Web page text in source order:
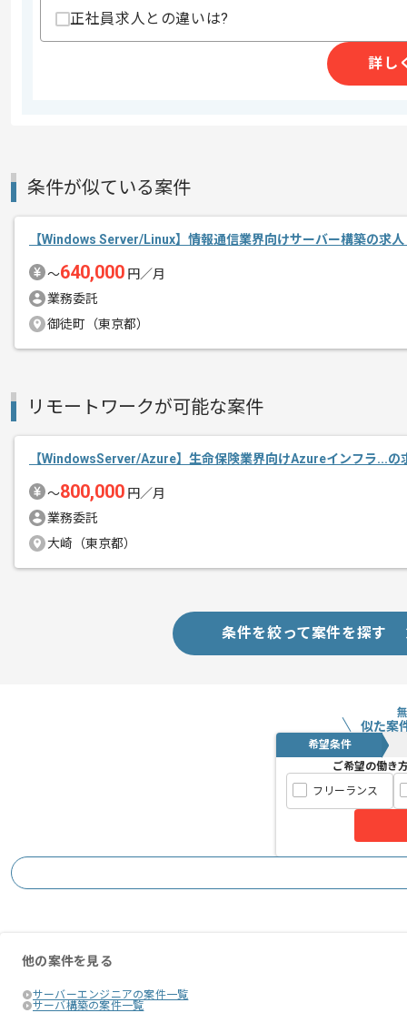
支払いサイト
エージェントからのコ
インフラを中心に多くのソリューショ
正社員求人との違いは?
詳し
条件が似ている案件
【Windows Server/Linux】情報通信業界向けサーバー構築の求
〜640,000 円／月
業務委託
御徒町（東京都）
リモートワークが可能な案件
【WindowsServer/Azure】生命保険業界向けAzureインフラ...の
〜800,000 円／月
業務委託
大崎（東京都）
条件を絞って案件を探す
似た案
希望条件
ご希望の働き
フリーランス
他の案件を見る
サーバーエンジニアの案件一覧
サーバ構築の案件一覧